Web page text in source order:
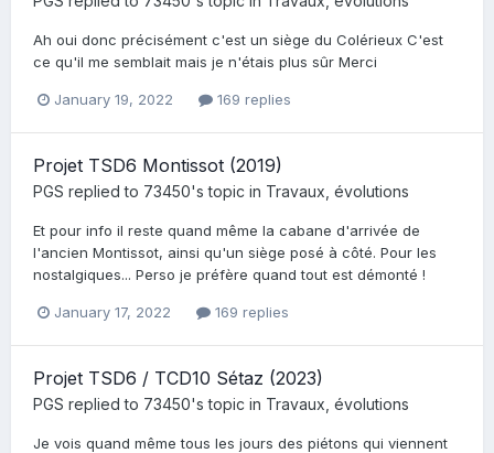
Ah oui donc précisément c'est un siège du Colérieux C'est
ce qu'il me semblait mais je n'étais plus sûr Merci
January 19, 2022 169 replies
Projet TSD6 Montissot (2019)
PGS replied to 73450's topic in Travaux, évolutions
Et pour info il reste quand même la cabane d'arrivée de
l'ancien Montissot, ainsi qu'un siège posé à côté. Pour les
nostalgiques... Perso je préfère quand tout est démonté !
January 17, 2022 169 replies
Projet TSD6 / TCD10 Sétaz (2023)
PGS replied to 73450's topic in Travaux, évolutions
Je vois quand même tous les jours des piétons qui viennent